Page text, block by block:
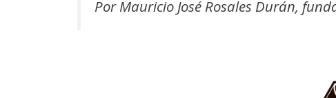
Por Mauricio José Rosales Durán,